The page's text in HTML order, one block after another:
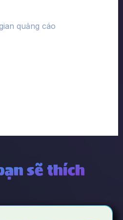
sẽ thích